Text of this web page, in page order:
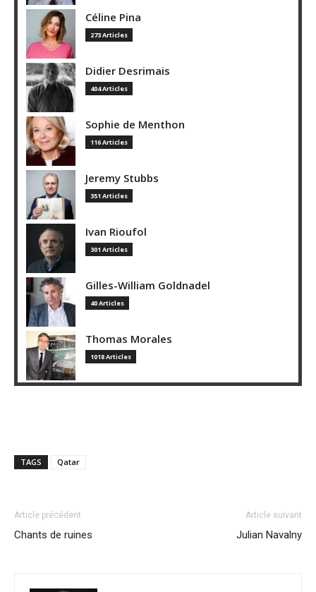
Céline Pina
273 Articles
Didier Desrimais
404 Articles
Sophie de Menthon
116 Articles
Jeremy Stubbs
351 Articles
Ivan Rioufol
301 Articles
Gilles-William Goldnadel
40 Articles
Thomas Morales
1018 Articles
TAGS Qatar
Article précédent
Chants de ruines
Article suivant
Julian Navalny